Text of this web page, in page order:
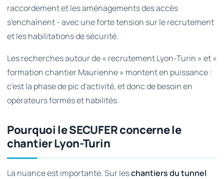
raccordement et les aménagements des accès
s'enchaînent - avec une forte tension sur le recrutement
et les habilitations de sécurité.
Les recherches autour de « recrutement Lyon-Turin » et «
formation chantier Maurienne » montent en puissance :
c'est la phase de pic d'activité, et donc de besoin en
opérateurs formés et habilités.
Pourquoi le SECUFER concerne le
chantier Lyon-Turin
La nuance est importante. Sur leschantiers du tunnel